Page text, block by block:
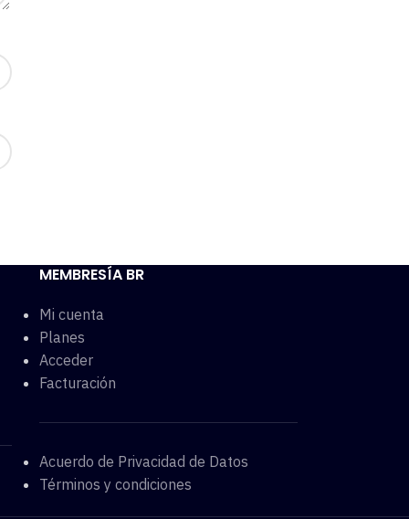
MEMBRESÍA BR
Mi cuenta
Planes
Acceder
Facturación
Acuerdo de Privacidad de Datos
Términos y condiciones